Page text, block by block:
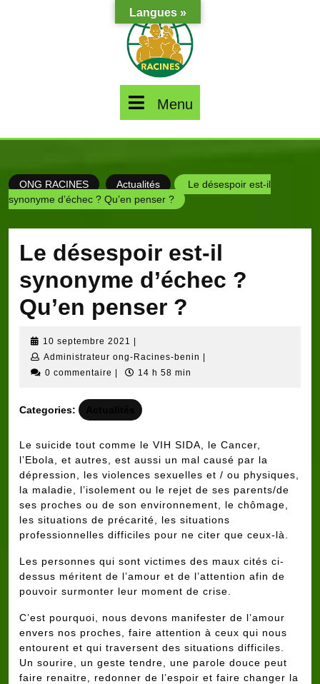
Menu
ONG RACINES Actualités
Le désespoir est-il
synonyme d’échec ? Qu’en penser ?
Le désespoir est-il
synonyme d’échec ?
Qu’en penser ?
10 septembre 2021 10
septembre
2021
Administrateur ong-Racines-benin Administrateur
0 commentaire
14 h 58 min
Categories:
Le suicide tout comme le VIH SIDA, le Cancer,
l’Ebola, et autres, est aussi un mal causé par la
dépression, les violences sexuelles et / ou physiques,
la maladie, l’isolement ou le rejet de ses parents/de
ses proches ou de son environnement, le chômage,
les situations de précarité, les situations
professionnelles difficiles pour ne citer que ceux-là.
Les personnes qui sont victimes des maux cités ci-
dessus méritent de l’amour et de l’attention afin de
pouvoir surmonter leur moment de crise.
C’est pourquoi, nous devons manifester de l’amour
envers nos proches, faire attention à ceux qui nous
entourent et qui traversent des situations difficiles.
Un sourire, un geste tendre, une parole douce peut
faire renaitre, redonner de l’espoir et faire changer la
Langues »